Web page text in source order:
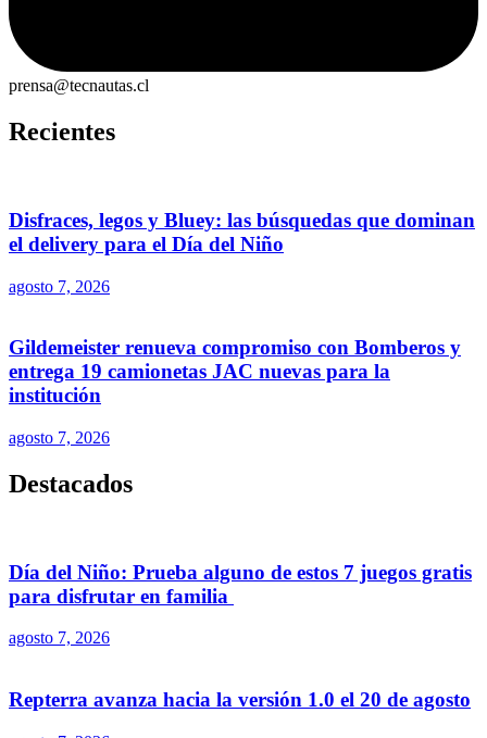
prensa@tecnautas.cl
Recientes
Disfraces, legos y Bluey: las búsquedas que dominan
el delivery para el Día del Niño
agosto 7, 2026
Gildemeister renueva compromiso con Bomberos y
entrega 19 camionetas JAC nuevas para la
institución
agosto 7, 2026
Destacados
Día del Niño: Prueba alguno de estos 7 juegos gratis
para disfrutar en familia
agosto 7, 2026
Repterra avanza hacia la versión 1.0 el 20 de agosto